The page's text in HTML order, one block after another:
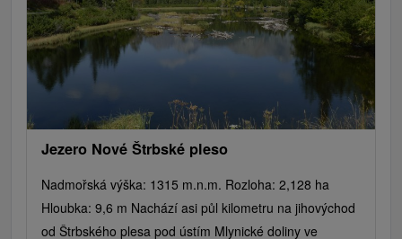
Túry a turistické chodníky
Kaštiele Horské chaty
Sakrálne miesta
Plte, rafting, splavy
Architektonické stavby
Lyžiarske strediská
Golfové ihriská
Motokárové dráhy
Amfiteátre a kiná v prírode
Vínne cesty
Jezero Nové Štrbské pleso
Nadmořská výška: 1315 m.n.m. Rozloha: 2,128 ha
Hloubka: 9,6 m Nachází asi půl kilometru na jihovýchod
od Štrbského plesa pod ústím Mlynické doliny ve